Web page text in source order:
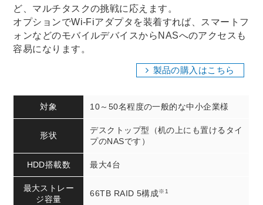
ど、マルチタスクの挑戦に応えます。
オプションでWi-Fiアダプタを装着すれば、スマートフ
ォンなどのモバイルデバイスからNASへのアクセスも
容易になります。
製品の購入はこちら
対象 10～50名程度の一般的な中小企業様
形状
デスクトップ型（机の上にも置けるタイ
プのNASです）
HDD搭載数 最大4台
最大ストレー
ジ容量
66TB RAID 5構成※1